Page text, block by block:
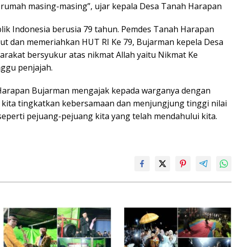
masing-masing”, ujar kepala Desa Tanah Harapan
Indonesia berusia 79 tahun. Pemdes Tanah Harapan
dan memeriahkan HUT RI Ke 79, Bujarman kepela Desa
bersyukur atas nikmat Allah yaitu Nikmat Ke
penjajah.
Bujarman mengajak kepada warganya dengan
kita tingkatkan kebersamaan dan menjungjung tinggi nilai
pejuang-pejuang kita yang telah mendahului kita.